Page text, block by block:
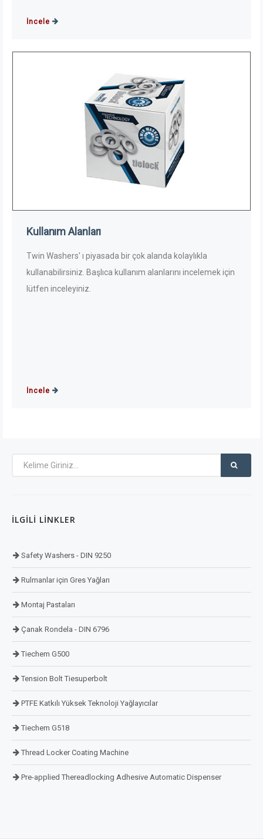
İncele
Kullanım Alanları
Twin Washers' ı piyasada bir çok alanda kolaylıkla
kullanabilirsiniz. Başlıca kullanım alanlarını incelemek için
lütfen inceleyiniz.
İncele
İLGILI LINKLER
Safety Washers - DIN 9250
Rulmanlar için Gres Yağları
Montaj Pastaları
Çanak Rondela - DIN 6796
Tiechem G500
Tension Bolt Tiesuperbolt
PTFE Katkılı Yüksek Teknoloji Yağlayıcılar
Tiechem G518
Thread Locker Coating Machine
Pre-applied Thereadlocking Adhesive Automatic Dispenser